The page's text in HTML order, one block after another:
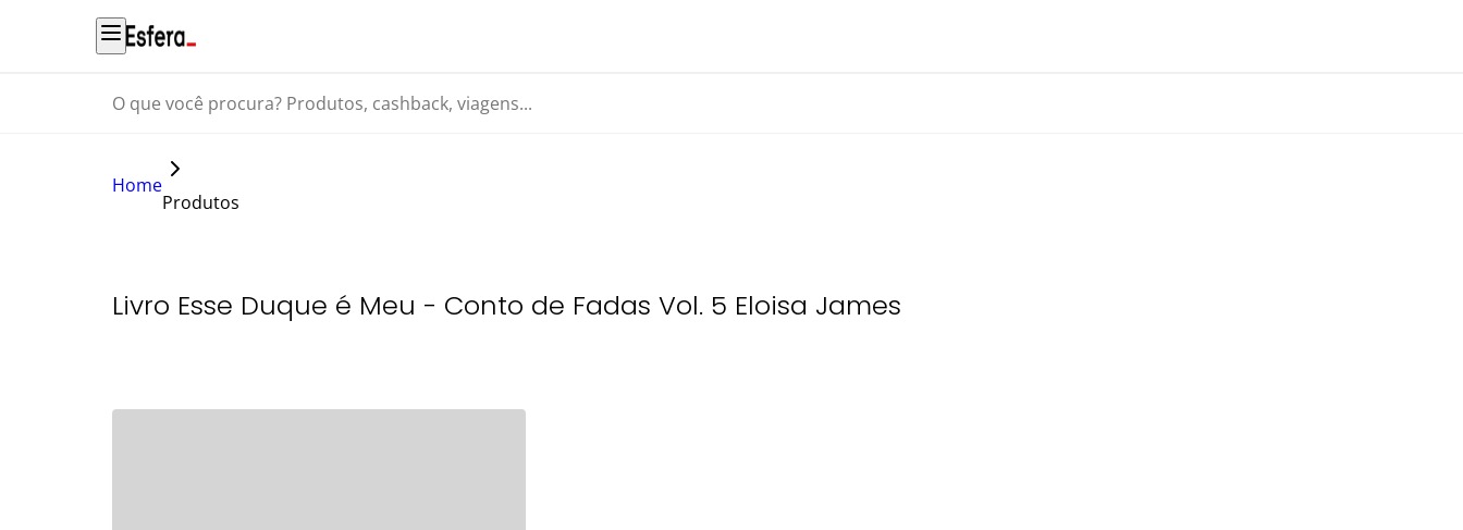
O que você procura? Produtos, cashback, viagens...
Home
Produtos
Livro Esse Duque é Meu - Conto de Fadas Vol. 5 Eloisa James